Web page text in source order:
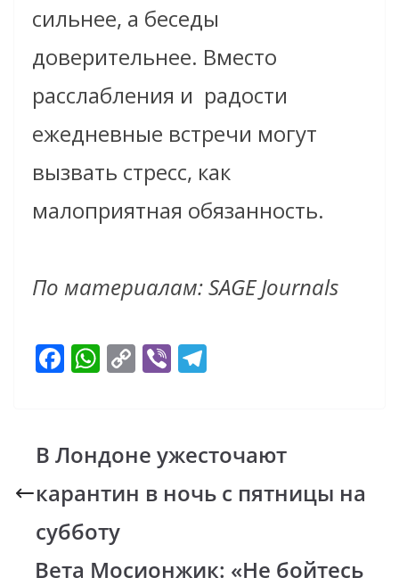
сильнее, а беседы
доверительнее. Вместо
расслабления и радости
ежедневные встречи могут
вызвать стресс, как
малоприятная обязанность.
По материалам: SAGE Journals
F
b
o
o
k
W
s
A
p
p
C
y
Li
n
Vi
gr
a
m
В Лондоне ужесточают
карантин в ночь с пятницы на
субботу
Вета Мосионжик: «Не бойтесь